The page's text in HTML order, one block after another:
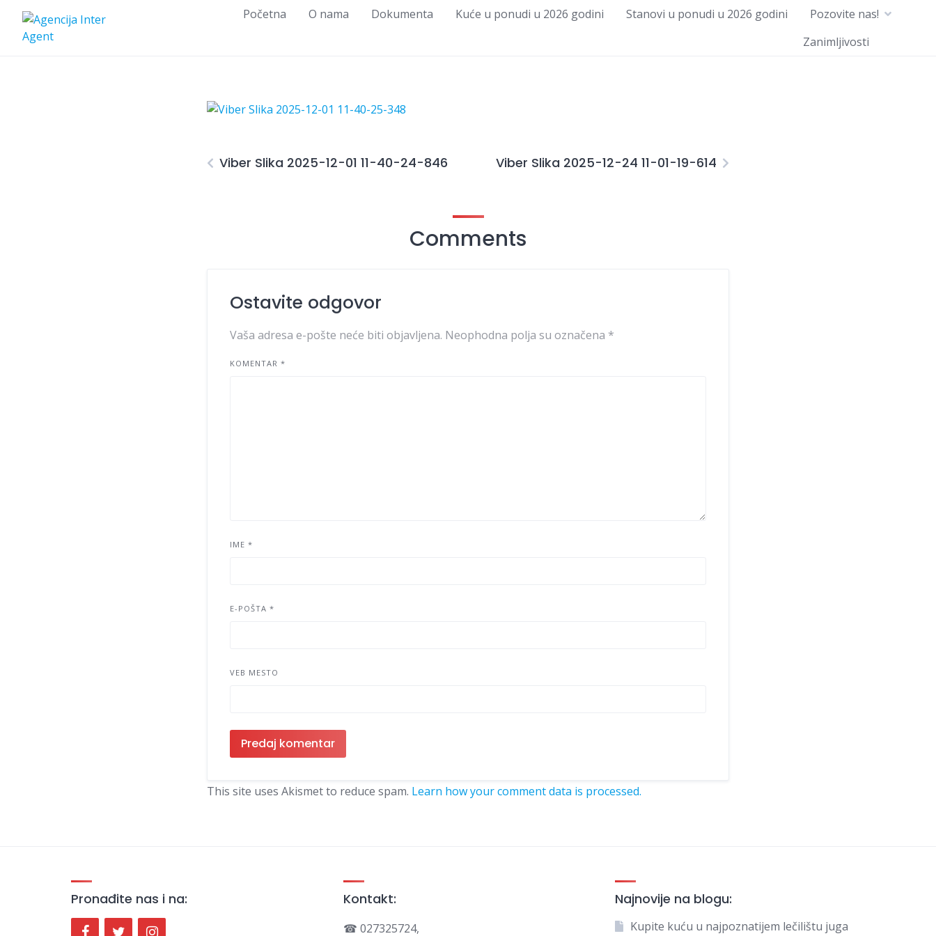
content
Početna O nama Dokumenta Kuće u ponudi u 2026 godini Stanovi u ponudi u 2026 godini
Pozovite nas!
Zanimljivosti
Viber Slika 2025-12-01 11-40-24-846 Viber Slika 2025-12-24 11-01-19-614
Comments
Ostavite odgovor
Vaša adresa e-pošte neće biti objavljena. Neophodna polja su označena *
KOMENTAR*
IME*
E-POŠTA*
VEB MESTO
This site uses Akismet to reduce spam. Learn how your comment data is processed.
Pronađite nas i na: Kontakt:
☎ 027325724,
Najnovije na blogu:
Kupite kuću u najpoznatijem lečilištu juga